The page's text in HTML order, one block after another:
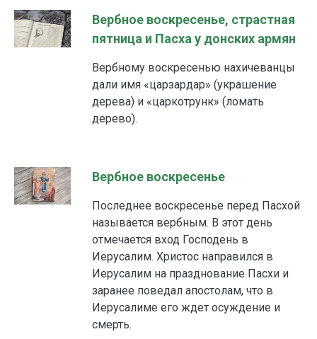
Вербное воскресенье, страстная
пятница и Пасха у донских армян
Вербному воскресенью нахичеванцы
дали имя «царзардар» (украшение
дерева) и «царкотрунк» (ломать
дерево).
Вербное воскресенье
Последнее воскресенье перед Пасхой
называется вербным. В этот день
отмечается вход Господень в
Иерусалим. Христос направился в
Иерусалим на празднование Пасхи и
заранее поведал апостолам, что в
Иерусалиме его ждет осуждение и
смерть.